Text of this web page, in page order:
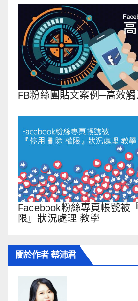
FB粉絲團貼文案例─高效觸
Facebook粉絲專頁帳號被
限』狀況處理 教學
關於作者 蔡沛君